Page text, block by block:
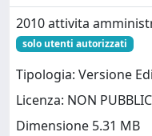
2010 attivita
solo utenti autorizzati
Tipologia: Versione
Licenza: NON
Dimensione 5.31 MB